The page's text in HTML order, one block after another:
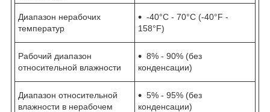
Диапазон нерабочих
температур
-40°C - 70°C (-40°F -
158°F)
Рабочий диапазон
относительной влажности
8% - 90% (без
конденсации)
Диапазон относительной
влажности в нерабочем
5% - 95% (без
конденсации)